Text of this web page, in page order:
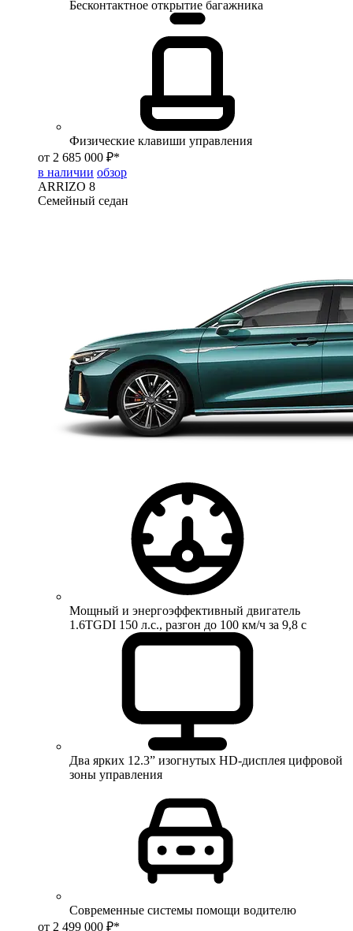
Бесконтактное открытие багажника
Физические клавиши управления
от 2 685 000 ₽*
в наличии обзор
ARRIZO 8
Семейный седан
Мощный и энергоэффективный двигатель
1.6TGDI 150 л.с., разгон до 100 км/ч за 9,8 с
Два ярких 12.3” изогнутых HD-дисплея цифровой
зоны управления
Современные системы помощи водителю
от 2 499 000 ₽*